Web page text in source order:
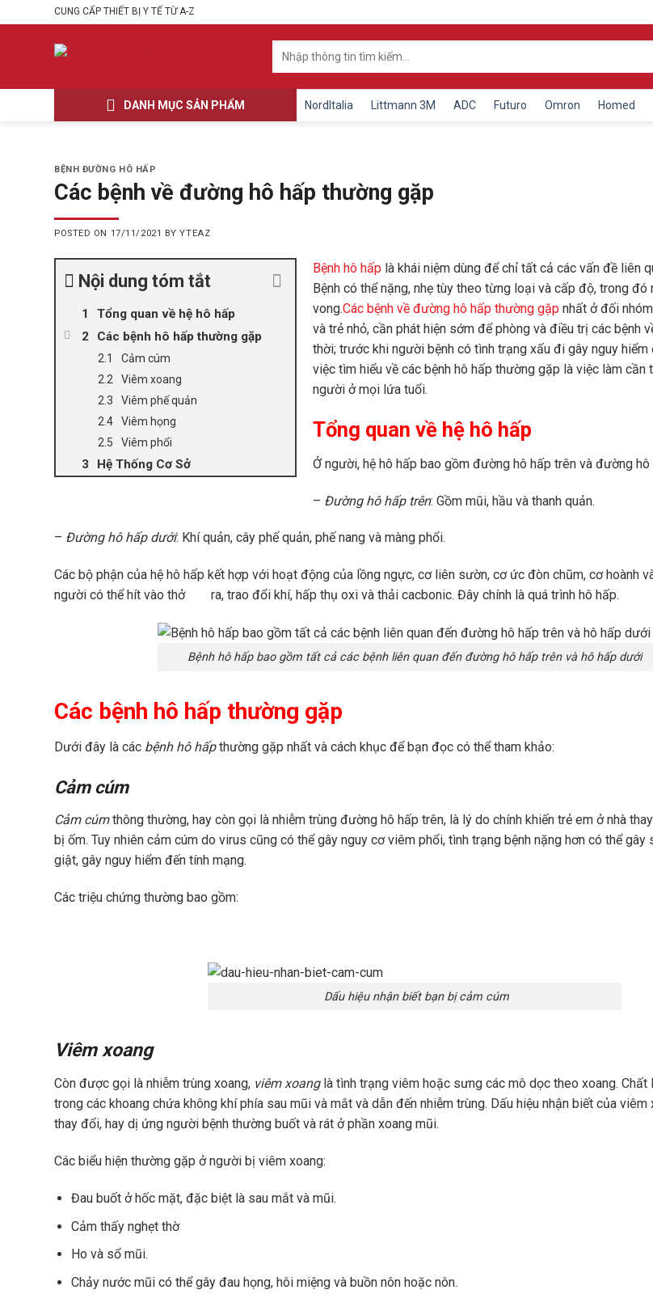
to
CUNG CẤP THIẾT BỊ Y TẾ TỪ A-Z
kiếm:
DANH MỤC SẢN PHẨM NordItalia Littmann 3M ADC Futuro Omron Homed
BỆNH ĐƯỜNG HÔ HẤP
Các bệnh về đường hô hấp thường gặp
POSTED ON 17/11/2021 BYYTEAZ
Nội dung tóm tắt
Tổng quan về hệ hô hấp
Các bệnh hô hấp thường gặp
Cảm cúm
Viêm xoang
Viêm phế quản
Viêm họng
Viêm phổi
Hệ Thống Cơ Sở
Bệnh hô hấp là khái niệm dùng để chỉ tất cả các vấn đề liên
Bệnh có thể nặng, nhẹ tùy theo từng loại và cấp độ, trong đó
vong.Các bệnh về đường hô hấp thường gặp nhất ở đối
và trẻ nhỏ, cần phát hiện sớm để phòng và điều trị các bệnh
thời; trước khi người bệnh có tình trạng xấu đi gây nguy hiểm
việc tìm hiểu về các bệnh hô hấp thường gặp là việc làm
người ở mọi lứa tuổi.
Tổng quan về hệ hô hấp
Ở người, hệ hô hấp bao gồm đường hô hấp trên và đường
– Đường hô hấp trên: Gồm mũi, hầu và thanh quản.
– Đường hô hấp dưới: Khí quản, cây phế quản, phế nang và màng phổi.
Các bộ phận của hệ hô hấp kết hợp với hoạt động của lồng ngực, cơ liên sườn, cơ ức đòn chũm, cơ hoành
người có thể hít vào thở ra, trao đổi khí, hấp thụ oxi và thải cacbonic. Đây chính là quá trình hô hấp.
Bệnh hô hấpbao gồm tất cả các bệnh liên quan đến đường hô hấp trên và hô hấp dưới
Các bệnh hô hấp thường gặp
Dưới đây là các bệnh hô hấpthường gặp nhất và cách khục để bạn đọc có thể tham khảo:
Cảm cúm
Cảm cúmthông thường, hay còn gọi là nhiễm trùng đường hô hấp trên, là lý do chính khiến trẻ em ở nhà
bị ốm. Tuy nhiên cảm cúm do virus cũng có thể gây nguy cơ viêm phổi, tình trạng bệnh nặng hơn có thể
giật, gây nguy hiểm đến tính mạng.
Các triệu chứng thường bao gồm:
Dấu hiệu nhận biết bạn bị cảm cúm
Viêm xoang
Còn được gọi là nhiễm trùng xoang, viêm xoanglà tình trạng viêm hoặc sưng các mô dọc theo xoang. Chất
trong các khoang chứa không khí phía sau mũi và mắt và dẫn đến nhiễm trùng. Dấu hiệu nhận biết của
thay đổi, hay dị ứng người bệnh thường buốt và rát ở phần xoang mũi.
Các biểu hiện thường gặp ở người bị viêm xoang:
Đau buốt ở hốc mặt, đặc biệt là sau mắt và mũi.
Cảm thấy nghẹt thờ
Ho và sổ mũi.
Chảy nước mũi có thể gây đau họng, hôi miệng và buồn nôn hoặc nôn.